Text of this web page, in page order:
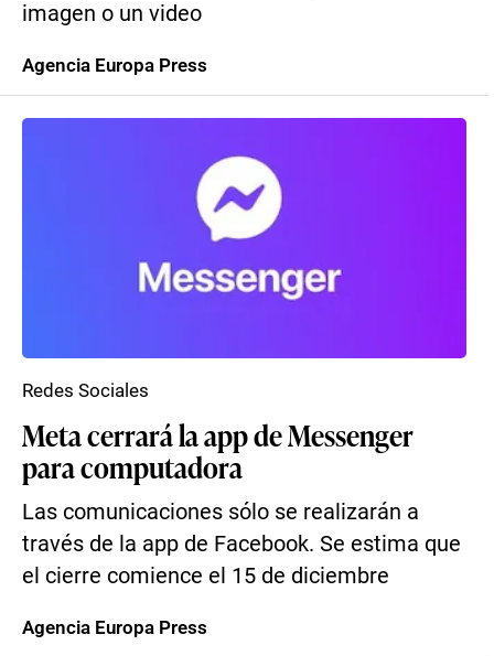
imagen o un video
Agencia Europa Press
Meta cerrará la app de Messenger
para computadora
Las comunicaciones sólo se realizarán a
través de la app de Facebook. Se estima que
el cierre comience el 15 de diciembre
Redes Sociales
Agencia Europa Press